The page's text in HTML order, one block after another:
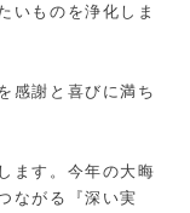
いものを浄化しま
感謝と喜びに満ち
ます。今年の大晦
ながる『深い実